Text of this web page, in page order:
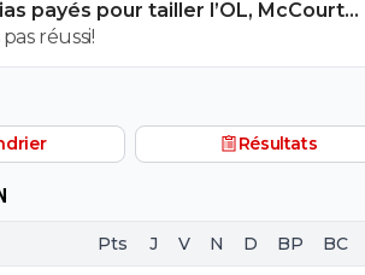
payés pour tailler l’OL, McCourt
réussi!
Résultats
Pts J V N D BP BC